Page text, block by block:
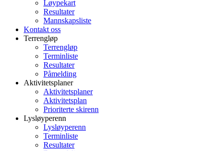
Løypekart
Resultater
Mannskapsliste
Kontakt oss
Terrengløp
Terrengløp
Terminliste
Resultater
Påmelding
Aktivitetsplaner
Aktivitetsplaner
Aktivitetsplan
Prioriterte skirenn
Lysløyperenn
Lysløyperenn
Terminliste
Resultater